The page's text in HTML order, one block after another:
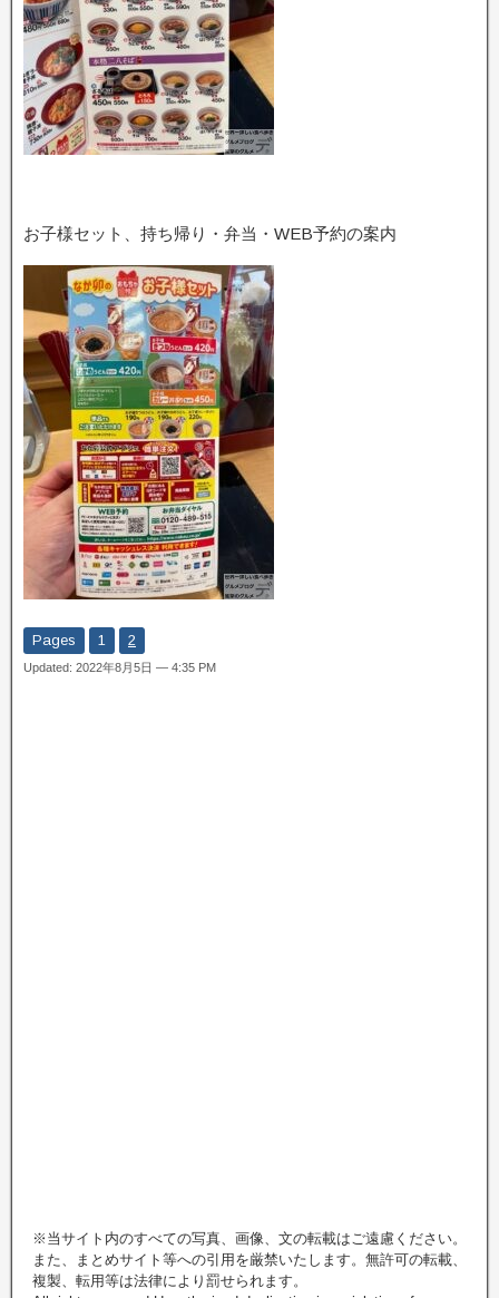
お子様セット、持ち帰り・弁当・WEB予約の案内
Pages 1 2
Updated: 2022年8月5日 — 4:35 PM
※当サイト内のすべての写真、画像、文の転載はご遠慮ください。
また、まとめサイト等への引用を厳禁いたします。無許可の転載、
複製、転用等は法律により罰せられます。